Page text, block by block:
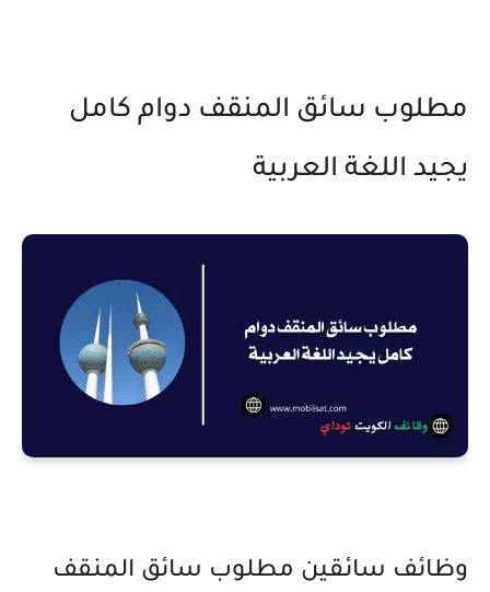
مطلوب سائق المنقف دوام كامل
يجيد اللغة العربية
وظائف سائقين مطلوب سائق المنقف